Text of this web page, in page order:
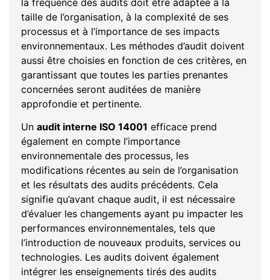
taille de l’organisation, à la complexité de ses
processus et à l’importance de ses impacts
environnementaux. Les méthodes d’audit doivent
aussi être choisies en fonction de ces critères, en
garantissant que toutes les parties prenantes
concernées seront auditées de manière
approfondie et pertinente.
Un audit interne ISO 14001 efficace prend
également en compte l’importance
environnementale des processus, les
modifications récentes au sein de l’organisation
et les résultats des audits précédents. Cela
signifie qu’avant chaque audit, il est nécessaire
d’évaluer les changements ayant pu impacter les
performances environnementales, tels que
l’introduction de nouveaux produits, services ou
technologies. Les audits doivent également
intégrer les enseignements tirés des audits